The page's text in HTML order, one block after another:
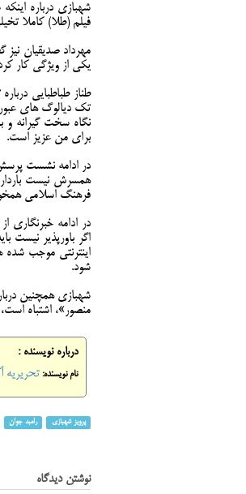
شهبازی درباره
فیلم (طلا) کاملا
مهرداد صدیقیان
یکی از ویژگی کار
طناز طباطبایی
تک دیالوگ های
نگاه سخت گیرانه و
برای من عزیز است.
در ادامه نشست
همسرش نیست باردار
فرهنگ اسلامی
در ادامه خبرنگاری
اگر باورپذیر نیست
اینترنتی موجب شده
شود.
شهبازی همچنین
منصور»، اشتباه
درباره نویسنده :
نام نویسنده: تحریریه
پرویز شهبازی رامبد جوان
نوشتن دیدگاه